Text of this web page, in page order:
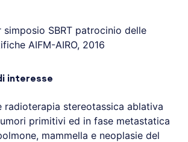
SBRT patrocinio delle
AIFM-AIRO, 2016
interesse
radioterapia stereotassica ablativa
primitivi ed in fase metastatica
mammella e neoplasie del